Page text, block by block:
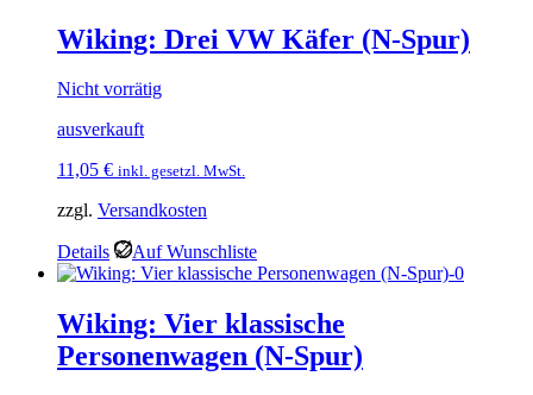
Wiking: Drei VW Käfer (N-Spur)
Nicht vorrätig
ausverkauft
11,05 € inkl. gesetzl. MwSt.
zzgl. Versandkosten
Details Auf Wunschliste
Wiking: Vier klassische
Personenwagen (N-Spur)